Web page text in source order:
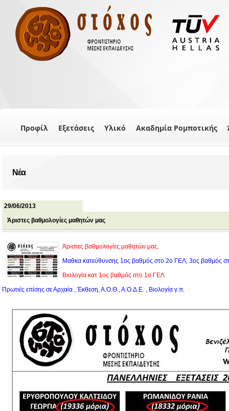
Προφίλ Εξετάσεις Υλικό Ακαδημία Ρομποτικής
Νέα
29/06/2013
Άριστες βαθμολογίες μαθητών μας
Άριστες βαθμολογίες μαθητών μας.
Μαθκα κατεύθυνσης 1ος βαθμός στο 2ο ΓΕΛ, 3ος βαθμός
Βιολογία κατ 1ος βαθμός στο 1ο ΓΕΛ
Πρωτιές επίσης σε Αρχαία , Έκθεση, Α.Ο.Θ., Α.Ο.Δ.Ε. , Βιολογία γ.π.